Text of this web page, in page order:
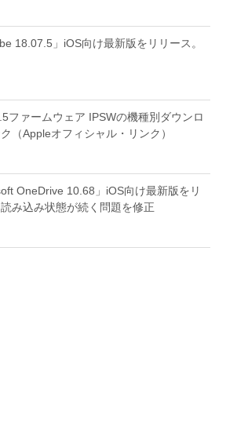
18.07.5」iOS向け最新版をリリース。
ファームウェア IPSWの機種別ダウンロ
（Appleオフィシャル・リンク）
OneDrive 10.68」iOS向け最新版をリ
み込み状態が続く問題を修正